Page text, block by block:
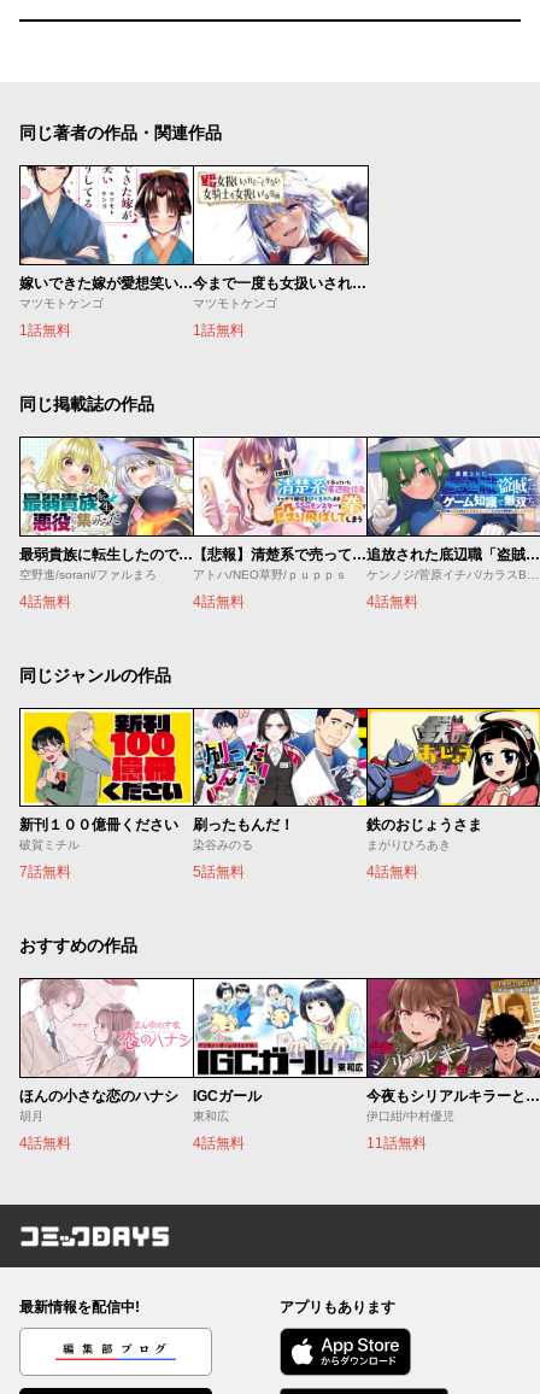
同じ著者の作品・関連作品
嫁いできた嫁が愛想笑いばかりしてる
マツモトケンゴ
1話無料
今まで一度も女扱いされたことがない女騎士を女扱いする漫画
マツモトケンゴ
1話無料
同じ掲載誌の作品
最弱貴族に転生したので悪役たちを集めてみた
空野進/sorani/ファルまろ
4話無料
【悲報】清楚系で売っていた底辺配信者、うっかり配信を切り忘れたままSS級モンスターを拳で殴り飛ばしてしまう
アトハ/NEO草野/ｐｕｐｐｓ
4話無料
追放された底辺職「盗賊」はゲーム知識で無双する。一緒に召喚された先生も外れジョブだったけど効率的に成り上がります
4話無料
同じジャンルの作品
新刊１００億冊ください
破賀ミチル
7話無料
刷ったもんだ！
染谷みのる
5話無料
鉄のおじょうさま
まがりひろあき
4話無料
おすすめの作品
ほんの小さな恋のハナシ
胡月
4話無料
IGCガール
東和広
4話無料
今夜もシリアルキラーと待ち合わせ
伊口紺/中村優児
11話無料
コミックDAYS
最新情報を配信中!
編集部ブログ
アプリもあります